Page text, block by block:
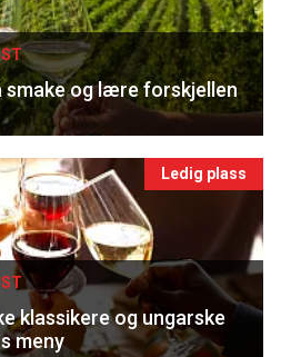
smake og lære forskjellen
Ledig plass
klassikere og ungarske
meny